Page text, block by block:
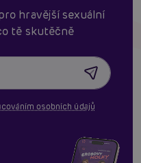
hravější sexuální
tě skutěčně
osobních údajů